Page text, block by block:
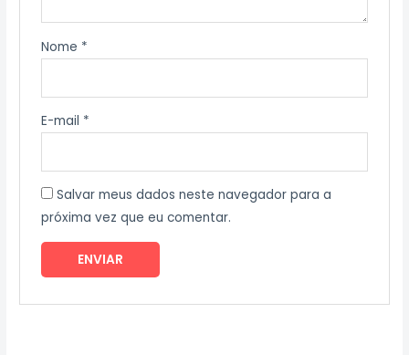
Nome *
E-mail *
Salvar meus dados neste navegador para a
próxima vez que eu comentar.